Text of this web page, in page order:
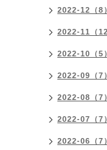
2022-12（8）
2022-11（12
2022-10（5）
2022-09（7）
2022-08（7）
2022-07（7）
2022-06（7）